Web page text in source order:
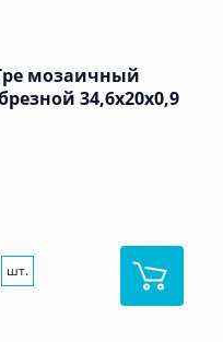
мозаичный
34,6x20x0,9
шт.